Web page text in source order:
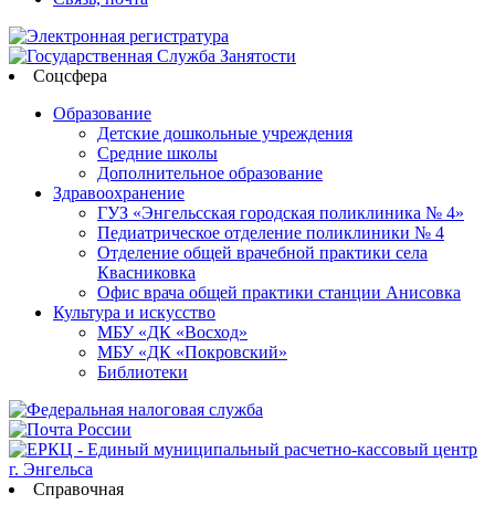
Соцсфера
Образование
Детские дошкольные учреждения
Средние школы
Дополнительное образование
Здравоохранение
ГУЗ «Энгельсская городская поликлиника № 4»
Педиатрическое отделение поликлиники № 4
Отделение общей врачебной практики села
Квасниковка
Офис врача общей практики станции Анисовка
Культура и искусство
МБУ «ДК «Восход»
МБУ «ДК «Покровский»
Библиотеки
Справочная